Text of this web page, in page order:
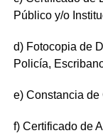
Público y/o
d) Fotocopia de
Policía,
e) Constancia de
f) Certificado de